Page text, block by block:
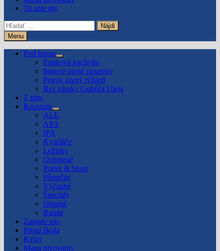
To sme my
Hľadať:
Menu
Pod lupou
Show
sub
menu
Punková kuchyňa
Imrove pivné postrehy
Petrov pivný týždeň
Bez záruky Guñéza Uleja
Z trhu
Recenzie
Show
sub
menu
ALE
APA
IPA
Kyseláče
Ležiaky
Ochutené
Porter & Stout
Pšeničné
Výčapné
Špeciály
Ostatné
Rande
Zaujalo nás
Pivná škola
Kvízy
Mapa pivovarov